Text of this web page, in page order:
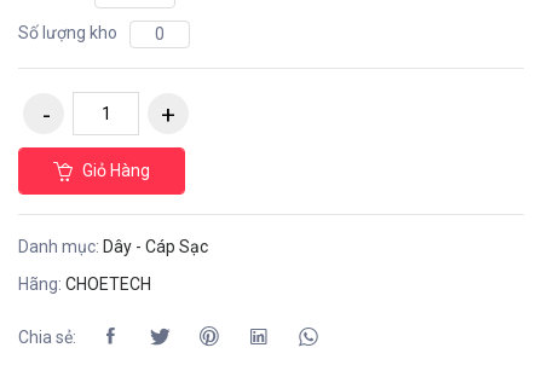
Số lượng kho
0
Giỏ Hàng
Danh mục: Dây - Cáp Sạc
Hãng: CHOETECH
Chia sẻ: